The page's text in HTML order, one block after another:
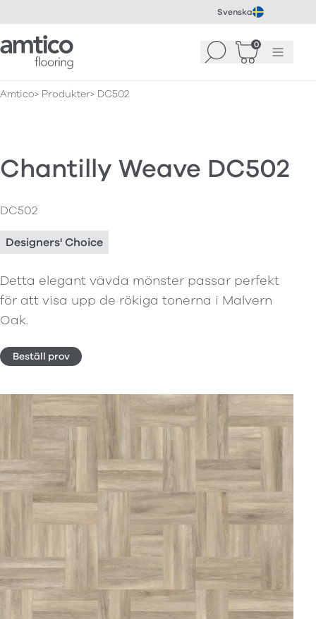
Svenska
Amtico Flooring Sök 0
Korg 0)Meny
Amtico Produkter DC502
Chantilly Weave DC502
DC502
Designers' Choice
Detta elegant vävda mönster passar perfekt
för att visa upp de rökiga tonerna i Malvern
Oak.
Beställ prov